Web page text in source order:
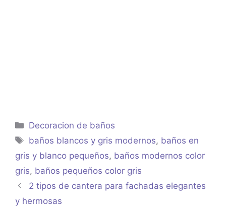
Categorías
Decoracion de baños
Etiquetas
baños blancos y gris modernos, baños en
gris y blanco pequeños, baños modernos color
gris, baños pequeños color gris
2 tipos de cantera para fachadas elegantes
y hermosas